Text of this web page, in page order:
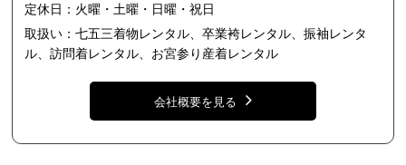
定休日：火曜・土曜・日曜・祝日
取扱い：七五三着物レンタル、卒業袴レンタル、振袖レンタ
ル、訪問着レンタル、お宮参り産着レンタル
会社概要を見る